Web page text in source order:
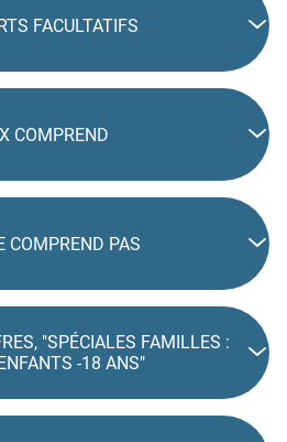
FACULTATIFS
COMPREND
COMPREND PAS
"SPÉCIALES FAMILLES :
-18 ANS"